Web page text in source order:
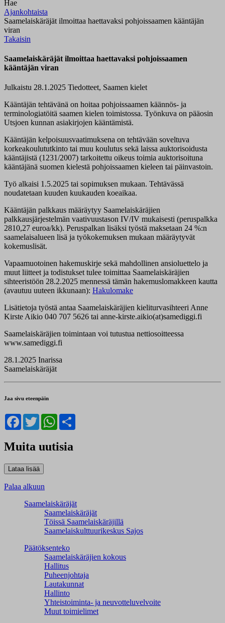
Hae
Ajankohtaista
Saamelaiskäräjät ilmoittaa haettavaksi pohjoissaamen kääntäjän
viran
Takaisin
Saamelaiskäräjät ilmoittaa haettavaksi pohjoissaamen
kääntäjän viran
Julkaistu 28.1.2025 Tiedotteet, Saamen kielet
Kääntäjän tehtävänä on hoitaa pohjoissaamen käännös- ja
terminologiatöitä saamen kielen toimistossa. Työnkuva on pääosin
Utsjoen kunnan asiakirjojen kääntämistä.
Kääntäjän kelpoisuusvaatimuksena on tehtävään soveltuva
korkeakoulututkinto tai muu koulutus sekä laissa auktorisoidusta
kääntäjistä (1231/2007) tarkoitettu oikeus toimia auktorisoituna
kääntäjänä suomen kielestä pohjoissaamen kieleen tai päinvastoin.
Työ alkaisi 1.5.2025 tai sopimuksen mukaan. Tehtävässä
noudatetaan kuuden kuukauden koeaikaa.
Kääntäjän palkkaus määräytyy Saamelaiskäräjien
palkkausjärjestelmän vaativuustason IV/IV mukaisesti (peruspalkka
2810,27 euroa/kk). Peruspalkan lisäksi työstä maksetaan 24 %:n
saamelaisalueen lisä ja työkokemuksen mukaan määräytyvät
kokemuslisät.
Vapaamuotoinen hakemuskirje sekä mahdollinen ansioluettelo ja
muut liitteet ja todistukset tulee toimittaa Saamelaiskäräjien
sihteeristöön 28.2.2025 mennessä tämän hakemuslomakkeen kautta
(avautuu uuteen ikkunaan): Hakulomake
Lisätietoja työstä antaa Saamelaiskäräjien kieliturvasihteeri Anne
Kirste Aikio 040 707 5626 tai anne-kirste.aikio(at)samediggi.fi
Saamelaiskäräjien toimintaan voi tutustua nettiosoitteessa
www.samediggi.fi
28.1.2025 Inarissa
Saamelaiskäräjät
Jaa sivu eteenpäin
Facebook
TwitterWhatsApp
Muita uutisia
Palaa alkuun
Saamelaiskäräjät
Saamelaiskäräjät
Töissä Saamelaiskäräjillä
Saamelaiskulttuuri­keskus Sajos
Päätöksenteko
Saamelaiskäräjien kokous
Hallitus
Puheenjohtaja
Lautakunnat
Hallinto
Yhteistoiminta- ja neuvotteluvelvoite
Muut toimielimet